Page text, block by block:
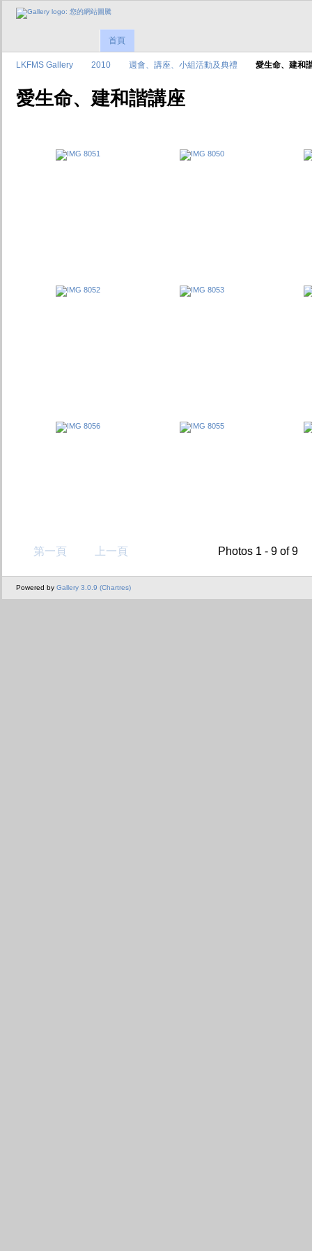
首頁
LKFMS Gallery 2010 週會、講座、小組活動及典禮 愛生命、建和
愛生命、建和諧講座
第一頁 上一頁 Photos 1 - 9 of 9
Powered by Gallery 3.0.9 (Chartres)